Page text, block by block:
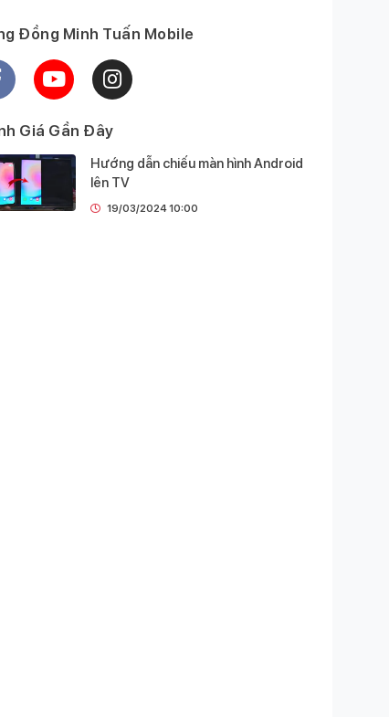
Đồng Minh Tuấn Mobile
Giá Gần Đây
19/03/2024 10:00
Hướng dẫn chiếu màn hình Android
lên TV